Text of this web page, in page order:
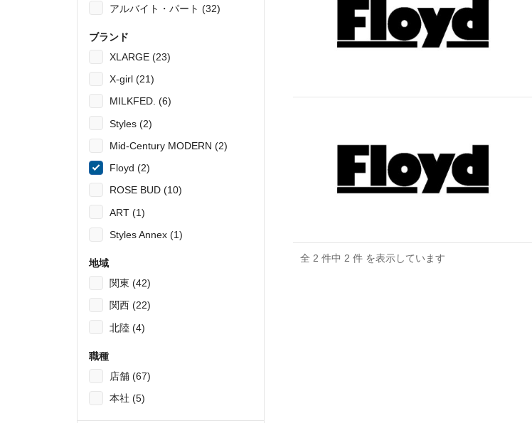
アルバイト・パート (32)
ブランド
XLARGE (23)
X-girl (21)
MILKFED. (6)
Styles (2)
Mid-Century MODERN (2)
Floyd (2)
ROSE BUD (10)
ART (1)
Styles Annex (1)
地域
関東 (42)
関西 (22)
北陸 (4)
職種
店舗 (67)
本社 (5)
全 2 件中 2 件 を表示しています